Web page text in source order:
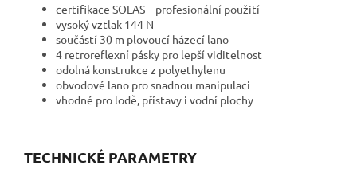
certifikace SOLAS – profesionální použití
vysoký vztlak 144 N
součástí 30 m plovoucí házecí lano
4 retroreflexní pásky pro lepší viditelnost
odolná konstrukce z polyethylenu
obvodové lano pro snadnou manipulaci
vhodné pro lodě, přístavy i vodní plochy
TECHNICKÉ PARAMETRY